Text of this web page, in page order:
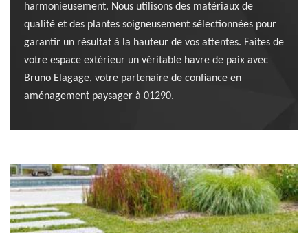
harmonieusement. Nous utilisons des matériaux de
qualité et des plantes soigneusement sélectionnées pour
garantir un résultat à la hauteur de vos attentes. Faites de
votre espace extérieur un véritable havre de paix avec
Bruno Elagage, votre partenaire de confiance en
aménagement paysager à 01290.